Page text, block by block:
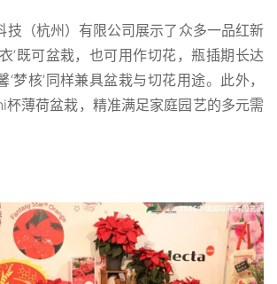
技（杭州）有限公司展示了众多一品红新
’既可盆栽，也可用作切花，瓶插期长达
梦核’同样兼具盆栽与切花用途。此外，
杯薄荷盆栽，精准满足家庭园艺的多元需